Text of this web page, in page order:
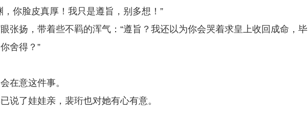
你脸皮真厚！我只是遵旨，别多想！”
张扬，带着些不羁的浑气：“遵旨？我还以为你会哭着求皇上收回成命，毕
舍得？”
在意这件事。
说了娃娃亲，裴珩也对她有心有意。